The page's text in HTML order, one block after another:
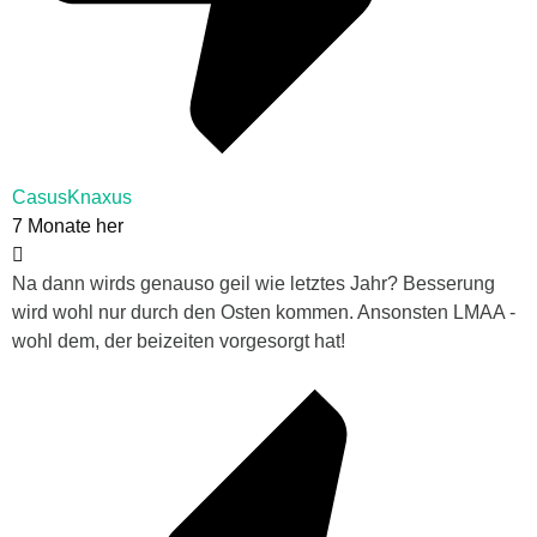
CasusKnaxus
7 Monate her
Na dann wirds genauso geil wie letztes Jahr? Besserung
wird wohl nur durch den Osten kommen. Ansonsten LMAA -
wohl dem, der beizeiten vorgesorgt hat!